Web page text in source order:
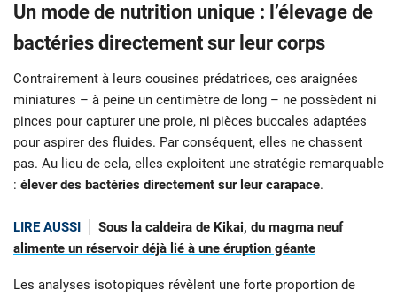
Un mode de nutrition unique : l’élevage de
bactéries directement sur leur corps
Contrairement à leurs cousines prédatrices, ces araignées
miniatures – à peine un centimètre de long – ne possèdent ni
pinces pour capturer une proie, ni pièces buccales adaptées
pour aspirer des fluides. Par conséquent, elles ne chassent
pas. Au lieu de cela, elles exploitent une stratégie remarquable
: élever des bactéries directement sur leur carapace.
LIRE AUSSI
Sous la caldeira de Kikai, du magma neuf
alimente un réservoir déjà lié à une éruption géante
Les analyses isotopiques révèlent une forte proportion de